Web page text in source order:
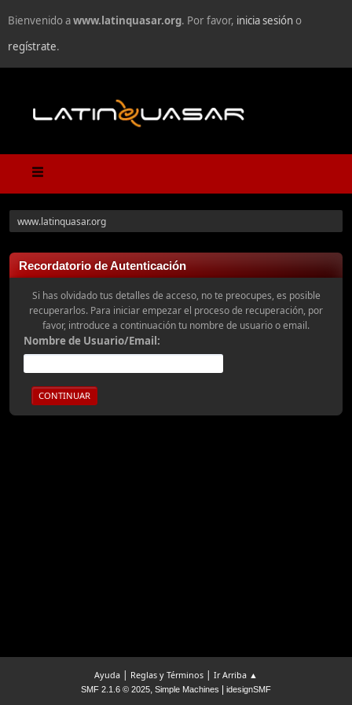
Bienvenido awww.latinquasar.org. Por favor, inicia sesióno
regístrate.
www.latinquasar.org
Recordatorio de Autenticación
Si has olvidado tus detalles de acceso, no te preocupes, es posible
recuperarlos. Para iniciar empezar el proceso de recuperación, por
favor, introduce a continuación tu nombre de usuario o email.
Nombre de Usuario/Email:
Ayuda | Reglas y Términos | Ir Arriba ▲
SMF 2.1.6 © 2025, Simple Machines idesignSMF